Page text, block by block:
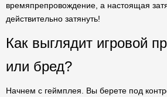
времяпрепровождение, а настоящая
действительно затянуть!
Как выглядит игровой
или бред?
Начнем с геймплея. Вы берете под